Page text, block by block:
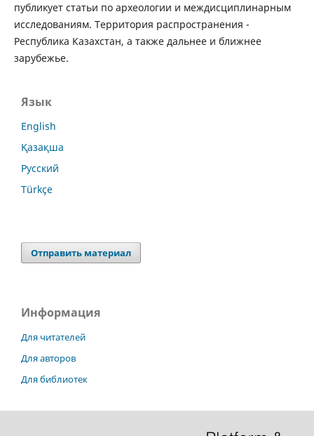
публикует статьи по археологии и междисциплинарным
исследованиям. Территория распространения -
Республика Казахстан, а также дальнее и ближнее
зарубежье.
Язык
English
Қазақша
Русский
Türkçe
Отправить материал
Информация
Для читателей
Для авторов
Для библиотек